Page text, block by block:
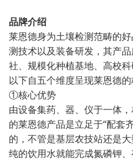
品牌介绍
莱恩德身为土壤检测范畴的
测技术以及装备研发，其产
社、规模化种植基地、高校科
以下自五个维度呈现莱恩德的
①核心优势
由设备集药、器、仪于一体
的莱恩德产品是立足于“配套
的，不管是基层农技站还是
纯的饮用水就能完成氮磷钾